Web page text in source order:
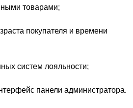
товарами;
покупателя и времени
систем лояльности;
панели администратора.